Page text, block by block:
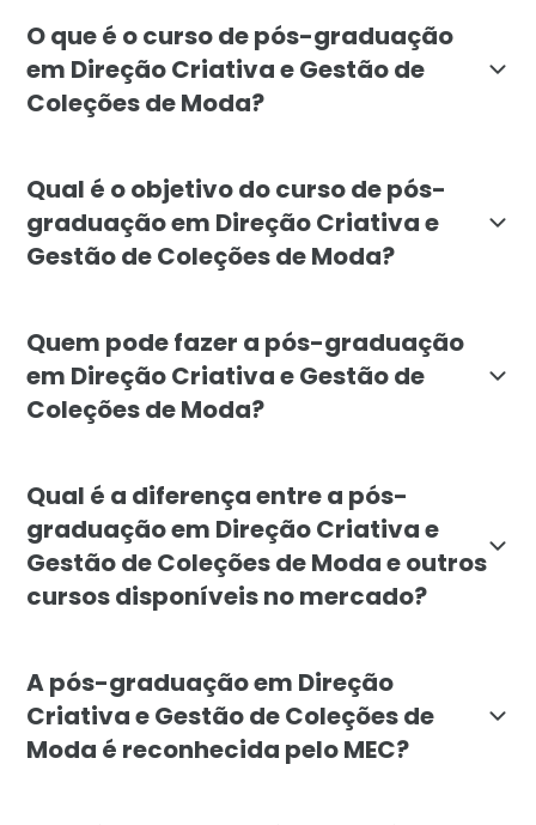
O que é o curso de pós-graduação
em Direção Criativa e Gestão de
Coleções de Moda?
Qual é o objetivo do curso de pós-
graduação em Direção Criativa e
Gestão de Coleções de Moda?
Quem pode fazer a pós-graduação
em Direção Criativa e Gestão de
Coleções de Moda?
Qual é a diferença entre a pós-
graduação em Direção Criativa e
Gestão de Coleções de Moda e outros
cursos disponíveis no mercado?
A pós-graduação em Direção
Criativa e Gestão de Coleções de
Moda é reconhecida pelo MEC?